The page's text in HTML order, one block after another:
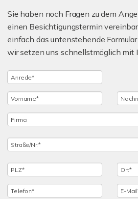
Sie haben noch Fragen zu dem
einen Besichtigungstermin
einfach das untenstehende
wir setzen uns schnellstmöglich mit